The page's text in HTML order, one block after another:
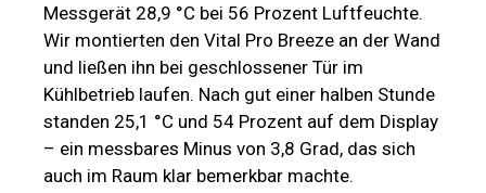
Messgerät 28,9 °C bei 56 Prozent Luftfeuchte.
Wir montierten den Vital Pro Breeze an der Wand
und ließen ihn bei geschlossener Tür im
Kühlbetrieb laufen. Nach gut einer halben Stunde
standen 25,1 °C und 54 Prozent auf dem Display
– ein messbares Minus von 3,8 Grad, das sich
auch im Raum klar bemerkbar machte.